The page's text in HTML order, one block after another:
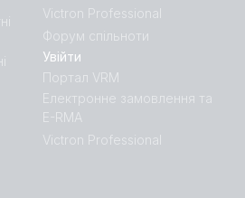
Victron Professional
Форум спільноти
Увійти
Портал VRM
Електронне замовлення та
E-RMA
Victron Professional